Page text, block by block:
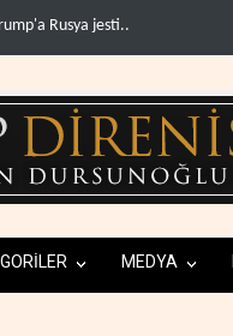
terörist yerleşimcilere destek
MEDYA